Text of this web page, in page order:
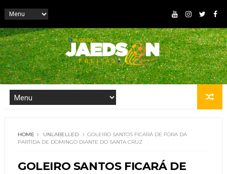
HOME UNLABELLED
GOLEIRO SANTOS FICARÁ DE FORA DA
PARTIDA DE DOMINGO DIANTE DO SANTA CRUZ
GOLEIRO SANTOS FICARÁ DE